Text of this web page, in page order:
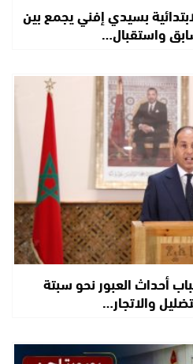
بسيدي إفني يجمع بين
واستقبال…
أحداث العبور نحو سبتة
والاتجار…